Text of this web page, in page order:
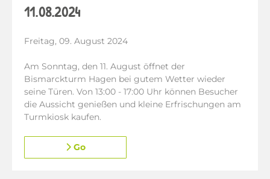
11.08.2024
Freitag, 09. August 2024
Am Sonntag, den 11. August öffnet der
Bismarckturm Hagen bei gutem Wetter wieder
seine Türen. Von 13:00 - 17:00 Uhr können Besucher
die Aussicht genießen und kleine Erfrischungen am
Turmkiosk kaufen.
Go